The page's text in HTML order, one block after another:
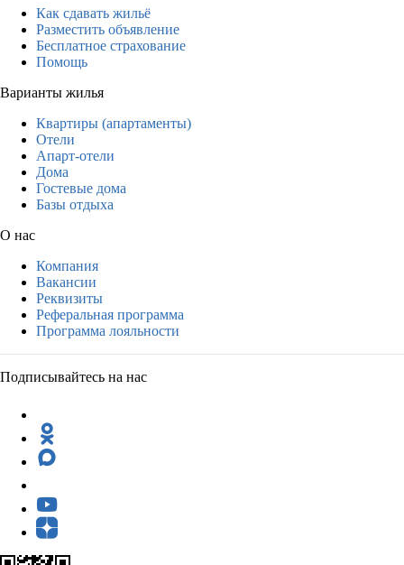
Как сдавать жильё
Разместить объявление
Бесплатное страхование
Помощь
Варианты жилья
Квартиры (апартаменты)
Отели
Апарт-отели
Дома
Гостевые дома
Базы отдыха
О нас
Компания
Вакансии
Реквизиты
Реферальная программа
Программа лояльности
Подписывайтесь на нас